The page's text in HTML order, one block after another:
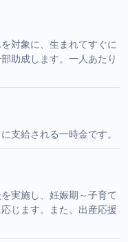
対象に、生まれてすぐに
助成します。一人あたり
支給される一時金です。
実施し、妊娠期～子育て
じます。また、出産応援